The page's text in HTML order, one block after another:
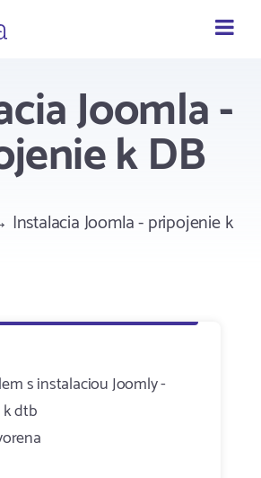
Joomla -
k DB
Joomla - pripojenie k
s instalaciou Joomly -
dtb